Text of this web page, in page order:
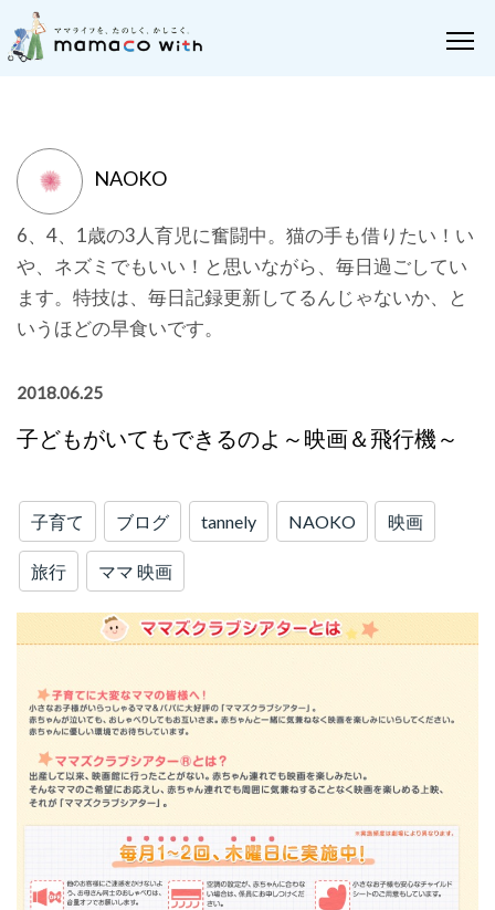
NAOKO
6、4、1歳の3人育児に奮闘中。猫の手も借りたい！い
や、ネズミでもいい！と思いながら、毎日過ごしてい
ます。特技は、毎日記録更新してるんじゃないか、と
いうほどの早食いです。
2018.06.25
子どもがいてもできるのよ～映画＆飛行機～
子育て ブログ tannely NAOKO 映画
旅行 ママ 映画